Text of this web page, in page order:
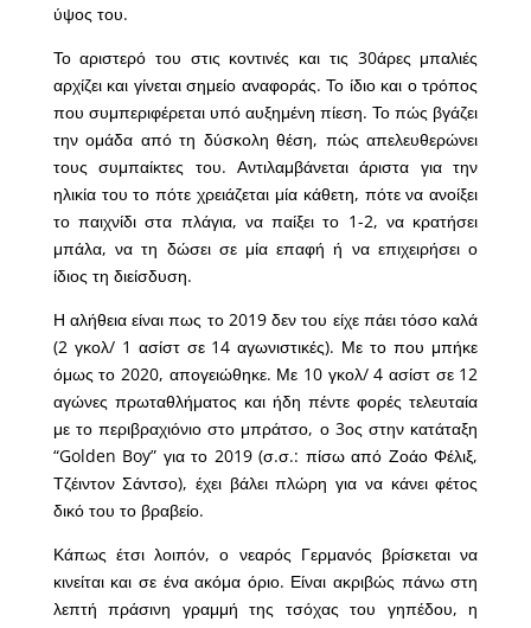
ύψος του.
Το αριστερό του στις κοντινές και τις 30άρες μπαλιές
αρχίζει και γίνεται σημείο αναφοράς. Το ίδιο και ο τρόπος
που συμπεριφέρεται υπό αυξημένη πίεση. Το πώς βγάζει
την ομάδα από τη δύσκολη θέση, πώς απελευθερώνει
τους συμπαίκτες του. Αντιλαμβάνεται άριστα για την
ηλικία του το πότε χρειάζεται μία κάθετη, πότε να ανοίξει
το παιχνίδι στα πλάγια, να παίξει το 1-2, να κρατήσει
μπάλα, να τη δώσει σε μία επαφή ή να επιχειρήσει ο
ίδιος τη διείσδυση.
Η αλήθεια είναι πως το 2019 δεν του είχε πάει τόσο καλά
(2 γκολ/ 1 ασίστ σε 14 αγωνιστικές). Με το που μπήκε
όμως το 2020, απογειώθηκε. Με 10 γκολ/ 4 ασίστ σε 12
αγώνες πρωταθλήματος και ήδη πέντε φορές τελευταία
με το περιβραχιόνιο στο μπράτσο, ο 3ος στην κατάταξη
“Golden Boy” για το 2019 (σ.σ.: πίσω από Ζοάο Φέλιξ,
Τζέιντον Σάντσο), έχει βάλει πλώρη για να κάνει φέτος
δικό του το βραβείο.
Κάπως έτσι λοιπόν, ο νεαρός Γερμανός βρίσκεται να
κινείται και σε ένα ακόμα όριο. Είναι ακριβώς πάνω στη
λεπτή πράσινη γραμμή της τσόχας του γηπέδου, η